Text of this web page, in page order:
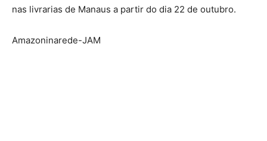
nas livrarias de Manaus a partir do dia 22 de outubro.
Amazoninarede-JAM